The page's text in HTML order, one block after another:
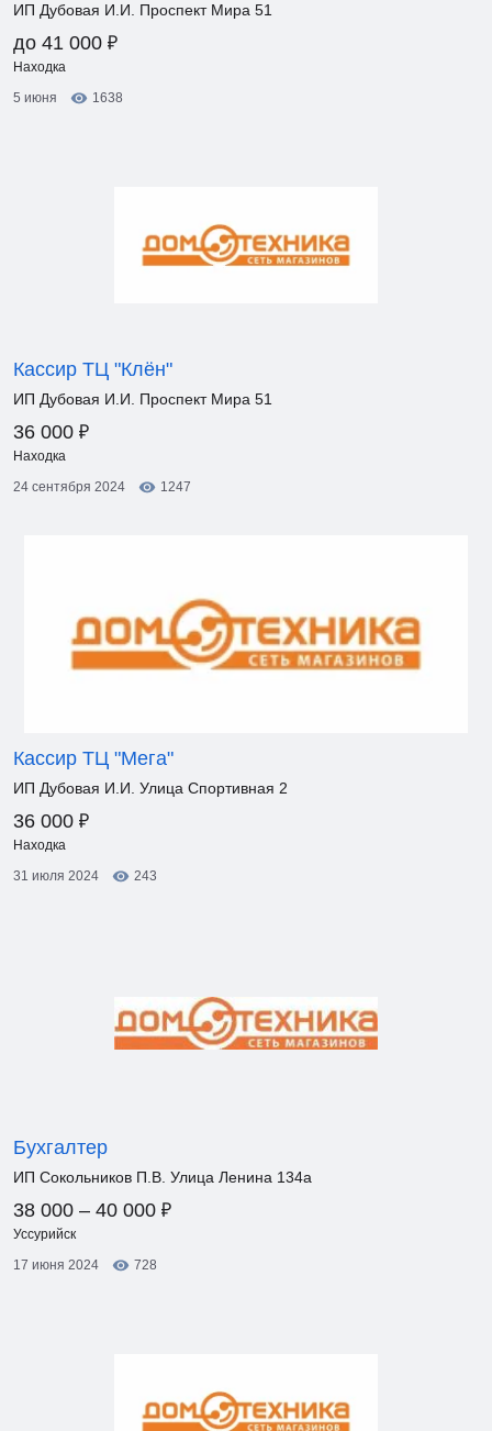
ИП Дубовая И.И. Проспект Мира 51
до 41 000 ₽
Находка
5 июня
1638
Кассир ТЦ "Клён"
ИП Дубовая И.И. Проспект Мира 51
36 000 ₽
Находка
24 сентября 2024
1247
Кассир ТЦ "Мега"
ИП Дубовая И.И. Улица Спортивная 2
36 000 ₽
Находка
31 июля 2024
243
Бухгалтер
ИП Сокольников П.В. Улица Ленина 134а
38 000 – 40 000 ₽
Уссурийск
17 июня 2024
728